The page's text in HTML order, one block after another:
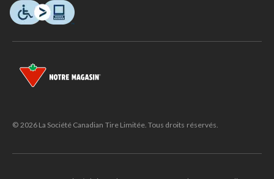
© 2026 La Société Canadian Tire Limitée. Tous droits réservés.